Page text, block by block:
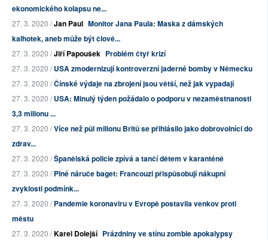
ekonomického kolapsu ne...
27. 3. 2020 /Jan Paul Monitor Jana Paula: Maska z dámských
kalhotek, aneb může být člově...
27. 3. 2020 /Jiří Papoušek Problém čtyř krizí
27. 3. 2020 /USA zmodernizují kontroverzní jaderné bomby v Německu
27. 3. 2020 /Čínské výdaje na zbrojení jsou větší, než jak vypadají
27. 3. 2020 /USA: Minulý týden požádalo o podporu v nezaměstnanosti
3,3 milionu ...
27. 3. 2020 /Více než půl milionu Britů se přihlásilo jako dobrovolníci do
zdrav...
27. 3. 2020 /Španělská policie zpívá a tančí dětem v karanténě
27. 3. 2020 /Plné náruče baget: Francouzi přispůsobují nákupní
zvyklosti podmínk...
27. 3. 2020 /Pandemie koronaviru v Evropě postavila venkov proti
městu
27. 3. 2020 /Karel Dolejší Prázdniny ve stínu zombie apokalypsy